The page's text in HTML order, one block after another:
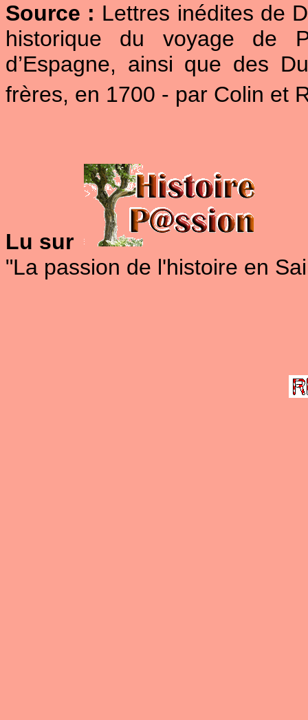
Source : Lettres inédites de
historique du voyage de
d’Espagne, ainsi que des
frères, en 1700 - par Colin et
Lu sur
"La passion de l'histoire en